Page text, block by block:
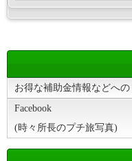
お得な補助金情報などへの
Facebook
(時々所長のプチ旅写真)